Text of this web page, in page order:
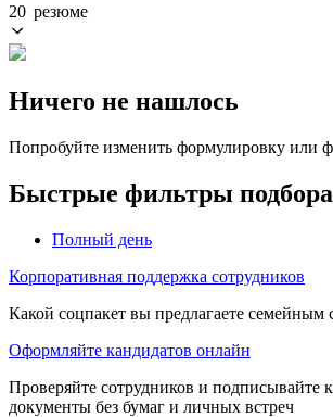
20 резюме
Ничего не нашлось
Попробуйте изменить формулировку или
Быстрые фильтры
Полный день
Корпоративная поддержка сотрудников
Какой соцпакет вы предлагаете семейным
Оформляйте кандидатов онлайн
Проверяйте сотрудников и подписывайте
документы без бумаг и личных встреч